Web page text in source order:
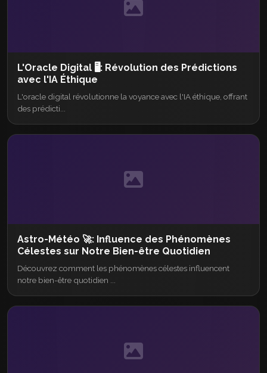
L'Oracle Digital 🖥️: Révolution des Prédictions
avec l'IA Éthique
L'oracle digital révolutionne la voyance avec l'IA éthique, offrant
des prédicti...
Astro-Météo 🚀: Influence des Phénomènes
Célestes sur Notre Bien-être Quotidien
Découvrez comment les phénomènes célestes influencent
notre bien-être quotidien ...